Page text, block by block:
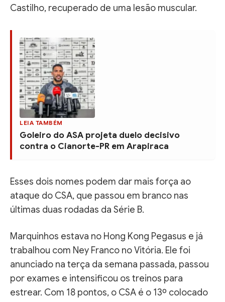
Castilho, recuperado de uma lesão muscular.
LEIA TAMBÉM
Goleiro do ASA projeta duelo decisivo
contra o Cianorte-PR em Arapiraca
Esses dois nomes podem dar mais força ao
ataque do CSA, que passou em branco nas
últimas duas rodadas da Série B.
Marquinhos estava no Hong Kong Pegasus e já
trabalhou com Ney Franco no Vitória. Ele foi
anunciado na terça da semana passada, passou
por exames e intensificou os treinos para
estrear. Com 18 pontos, o CSA é o 13º colocado